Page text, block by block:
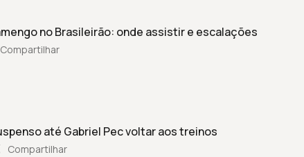
no Brasileirão: onde assistir e escalações
Compartilhar
até Gabriel Pec voltar aos treinos
Compartilhar